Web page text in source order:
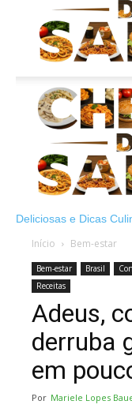
Deliciosas e Dicas
Início Bem-estar
Bem-estar Brasil
Receitas
Adeus,
derruba
em
Por Mariele Lopes